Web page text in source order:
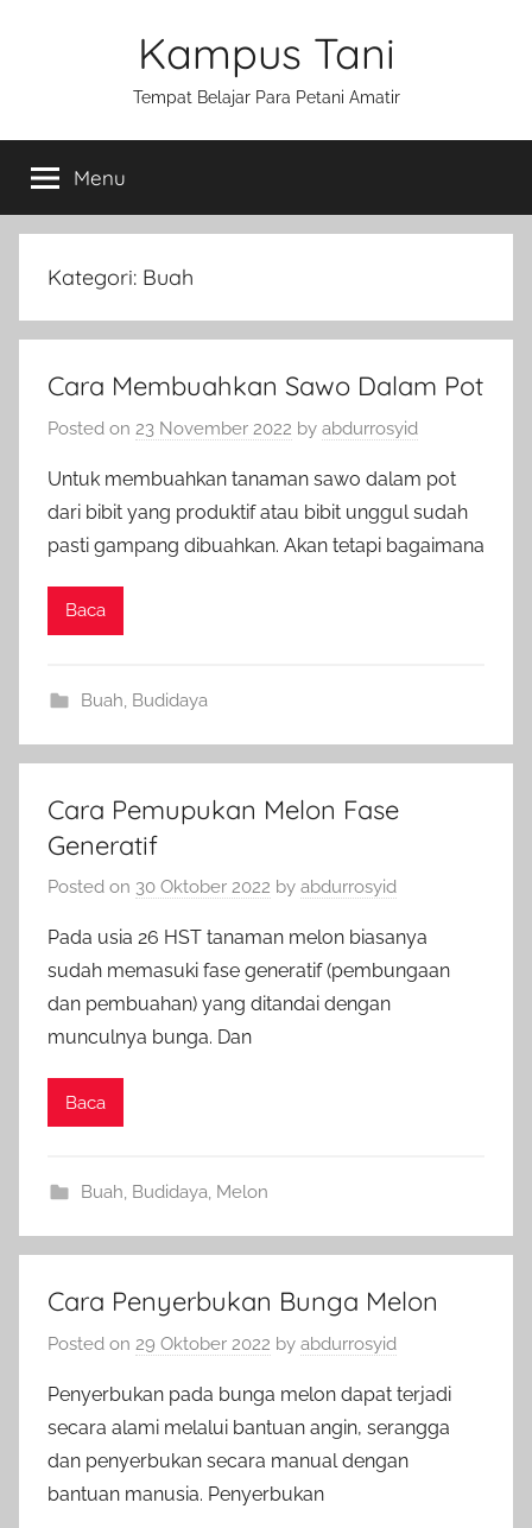
Kampus Tani
Tempat Belajar Para Petani Amatir
Menu
Kategori: Buah
Cara Membuahkan Sawo Dalam Pot
Posted on 23 November 2022 by abdurrosyid
Untuk membuahkan tanaman sawo dalam pot
dari bibit yang produktif atau bibit unggul sudah
pasti gampang dibuahkan. Akan tetapi bagaimana
Baca
Buah Budidaya
Cara Pemupukan Melon Fase
Generatif
Posted on 30 Oktober 2022 by abdurrosyid
Pada usia 26 HST tanaman melon biasanya
sudah memasuki fase generatif (pembungaan
dan pembuahan) yang ditandai dengan
munculnya bunga. Dan
Baca
Buah, Budidaya, Melon
Cara Penyerbukan Bunga Melon
Posted on 29 Oktober 2022 by abdurrosyid
Penyerbukan pada bunga melon dapat terjadi
secara alami melalui bantuan angin, serangga
dan penyerbukan secara manual dengan
bantuan manusia. Penyerbukan